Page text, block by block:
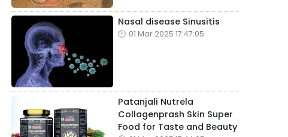
Nasal disease Sinusitis
01 Mar 2025 17:47:05
Patanjali Nutrela
Collagenprash Skin Super
Food for Taste and Beauty